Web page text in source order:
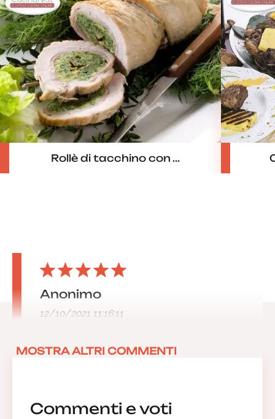
Rollè di tacchino con ...
Commenti e voti
Anonimo
12/10/2021 11:16:11
MOSTRA ALTRI COMMENTI